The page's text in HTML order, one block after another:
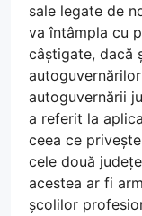
sale legate de
va întâmpla cu
câștigate, dacă
autoguvernării
a referit la
ceea ce
cele două
acestea ar fi
școlilor